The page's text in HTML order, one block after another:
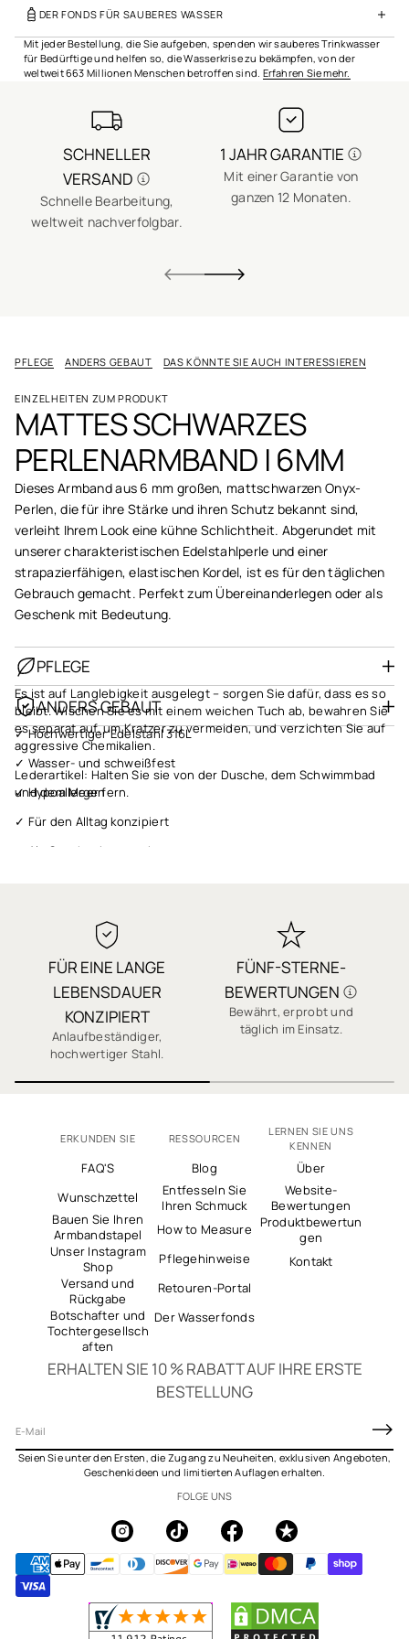
DER FONDS FÜR SAUBERES WASSER
Mit jeder Bestellung, die Sie aufgeben, spenden wir sauberes Trinkwasser
für Bedürftige und helfen so, die Wasserkrise zu bekämpfen, von der
weltweit 663 Millionen Menschen betroffen sind. Erfahren Sie mehr.
SCHNELLER
VERSAND
Schnelle Bearbeitung,
weltweit nachverfolgbar.
1 JAHR GARANTIE
Mit einer Garantie von
ganzen 12 Monaten.
PFLEGE ANDERS GEBAUT DAS KÖNNTE SIE AUCH INTERESSIEREN
EINZELHEITEN ZUM PRODUKT
MATTES SCHWARZES
PERLENARMBAND | 6MM
Dieses Armband aus 6 mm großen, mattschwarzen Onyx-
Perlen, die für ihre Stärke und ihren Schutz bekannt sind,
verleiht Ihrem Look eine kühne Schlichtheit. Abgerundet mit
unserer charakteristischen Edelstahlperle und einer
strapazierfähigen, elastischen Kordel, ist es für den täglichen
Gebrauch gemacht. Perfekt zum Übereinanderlegen oder als
Geschenk mit Bedeutung.
PFLEGE
Es ist auf Langlebigkeit ausgelegt – sorgen Sie dafür, dass es so
bleibt. Wischen Sie es mit einem weichen Tuch ab, bewahren Sie
es separat auf, um Kratzer zu vermeiden, und verzichten Sie auf
aggressive Chemikalien.
Lederartikel: Halten Sie sie von der Dusche, dem Schwimmbad
und dem Meer fern.
ANDERS GEBAUT
✓ Hochwertiger Edelstahl 316L
✓ Wasser- und schweißfest
✓ Hypoallergen
✓ Für den Alltag konzipiert
✓ Als Geschenk verpackt
✓ Qualität, auf die Sie sich verlassen können
✓ Sichere Bezahlung
✓ Tausende 5-Sterne-Bewertungen
FÜR EINE LANGE
LEBENSDAUER
KONZIPIERT
Anlaufbeständiger,
hochwertiger Stahl.
FÜNF-STERNE-
BEWERTUNGEN
Bewährt, erprobt und
täglich im Einsatz.
ERKUNDEN SIE
FAQ'S
Wunschzettel
Bauen Sie Ihren
Armbandstapel
Unser Instagram
Shop
Versand und
Rückgabe
Botschafter und
Tochtergesellsch
aften
RESSOURCEN
Blog
Entfesseln Sie
Ihren Schmuck
How to Measure
Pflegehinweise
Retouren-Portal
Der Wasserfonds
LERNEN SIE UNS
KENNEN
Über
Website-
Bewertungen
Produktbewertun
gen
Kontakt
ERHALTEN SIE 10 % RABATT AUF IHRE ERSTE
BESTELLUNG
E
-Seien Sie unter den Ersten, die Zugang zu Neuheiten, exklusiven Angeboten,
Geschenkideen und limitierten Auflagen erhalten.
FOLGE UNS